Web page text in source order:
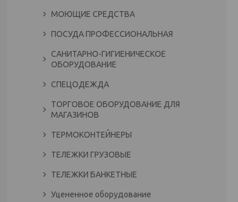
МОЮЩИЕ СРЕДСТВА
ПОСУДА ПРОФЕССИОНАЛЬНАЯ
САНИТАРНО-ГИГИЕНИЧЕСКОЕ
ОБОРУДОВАНИЕ
СПЕЦОДЕЖДА
ТОРГОВОЕ ОБОРУДОВАНИЕ ДЛЯ
МАГАЗИНОВ
ТЕРМОКОНТЕЙНЕРЫ
ТЕЛЕЖКИ ГРУЗОВЫЕ
ТЕЛЕЖКИ БАНКЕТНЫЕ
Уцененное оборудование